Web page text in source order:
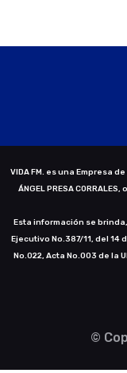
VIDA FM. es una Empresa
ÁNGEL PRESA
Esta información se
Ejecutivo No.387/11, del 14
No.022, Acta No.003 de la
©